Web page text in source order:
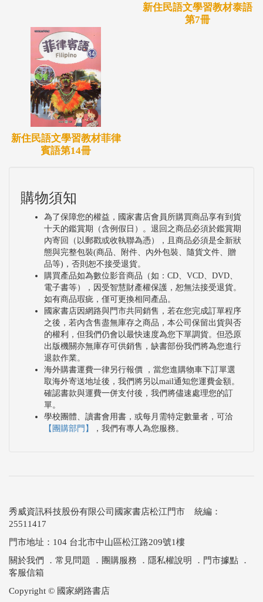
新住民語文學習教材泰語
第7冊
新住民語文學習教材菲律
賓語第14冊
購物須知
為了保障您的權益，國家書店會員所購買商品享有到貨
十天的鑑賞期（含例假日）。退回之商品必須於鑑賞期
內寄回（以郵戳或收執聯為憑），且商品必須是全新狀
態與完整包裝(商品、附件、內外包裝、隨貨文件、贈
品等)，否則恕不接受退貨。
購買產品如為數位影音商品（如：CD、VCD、DVD、
電子書等），因受智慧財產權保護，恕無法接受退貨。
如有商品瑕疵，僅可更換相同產品。
國家書店因網路與門市共同銷售，若在您完成訂單程序
之後，若內含售盡無庫存之商品，本公司保留出貨與否
的權利，但我們仍會以最快速度為您下單調貨。但恐原
出版機關亦無庫存可供銷售，缺書部份我們將為您進行
退款作業。
海外購書運費一律另行報價 ，當您進購物車下訂單選
取海外寄送地址後，我們將另以mail通知您運費金額。
確認書款與運費一併支付後，我們將儘速處理您的訂
單。
學校團體、讀書會用書，或每月需特定數量者，可洽
【團購部門】
，我們有專人為您服務。
秀威資訊科技股份有限公司國家書店松江門市 統編：
25511417
門市地址：104 台北市中山區松江路209號1樓
關於我們
． 常見問題 ． 團購服務 ． 隱私權說明 ． 門市據點 ．
客服信箱
Copyright © 國家網路書店